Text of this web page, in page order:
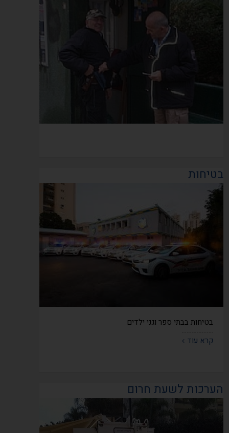
בטיחות
בטיחות בבתי ספר וגני ילדים
קרא עוד
הערכות לשעת חרום